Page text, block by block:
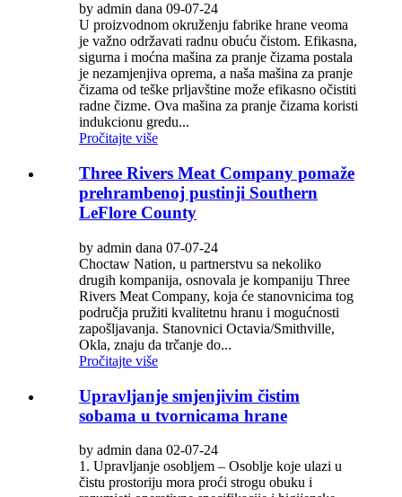
by admin dana 09-07-24
U proizvodnom okruženju fabrike hrane veoma
je važno održavati radnu obuću čistom. Efikasna,
sigurna i moćna mašina za pranje čizama postala
je nezamjenjiva oprema, a naša mašina za pranje
čizama od teške prljavštine može efikasno očistiti
radne čizme. Ova mašina za pranje čizama koristi
indukcionu gredu...
Pročitajte više
Three Rivers Meat Company pomaže
prehrambenoj pustinji Southern
LeFlore County
by admin dana 07-07-24
Choctaw Nation, u partnerstvu sa nekoliko
drugih kompanija, osnovala je kompaniju Three
Rivers Meat Company, koja će stanovnicima tog
područja pružiti kvalitetnu hranu i mogućnosti
zapošljavanja. Stanovnici Octavia/Smithville,
Okla, znaju da trčanje do...
Pročitajte više
Upravljanje smjenjivim čistim
sobama u tvornicama hrane
by admin dana 02-07-24
1. Upravljanje osobljem – Osoblje koje ulazi u
čistu prostoriju mora proći strogu obuku i